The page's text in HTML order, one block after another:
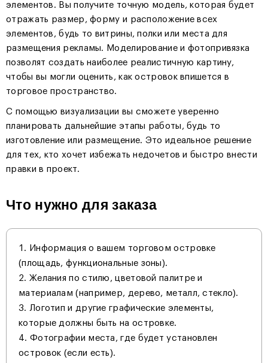
элементов. Вы получите точную модель, которая будет
отражать размер, форму и расположение всех
элементов, будь то витрины, полки или места для
размещения рекламы. Моделирование и фотопривязка
позволят создать наиболее реалистичную картину,
чтобы вы могли оценить, как островок впишется в
торговое пространство.
С помощью визуализации вы сможете уверенно
планировать дальнейшие этапы работы, будь то
изготовление или размещение. Это идеальное решение
для тех, кто хочет избежать недочетов и быстро внести
правки в проект.
Что нужно для заказа
Информация о вашем торговом островке
(площадь, функциональные зоны).
Желания по стилю, цветовой палитре и
материалам (например, дерево, металл, стекло).
Логотип и другие графические элементы,
которые должны быть на островке.
Фотографии места, где будет установлен
островок (если есть).